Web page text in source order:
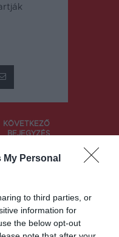
Personal
to third parties, or
information for
the below opt-out
KÖVETKEZŐ
BEJEGYZÉS
nincs
út Hargita
megyében